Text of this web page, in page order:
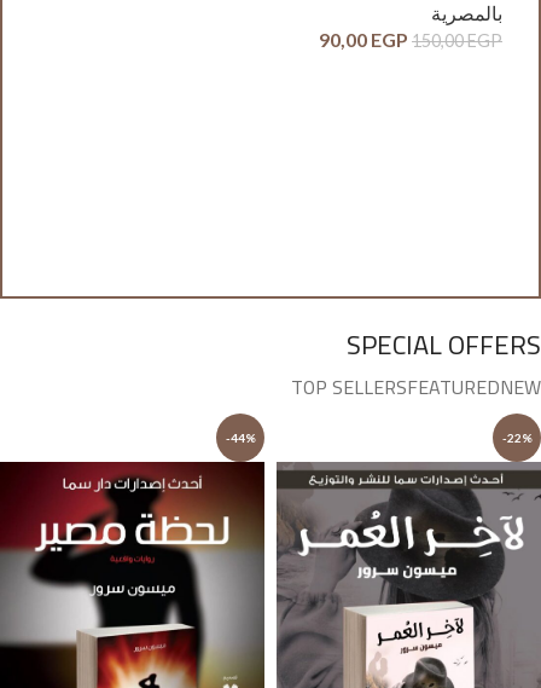
بالمصرية
150,00EGP
90,00 EGP
SPECIAL OFFERS
NEW
FEATURED
TOP SELLERS
-22%
-44%